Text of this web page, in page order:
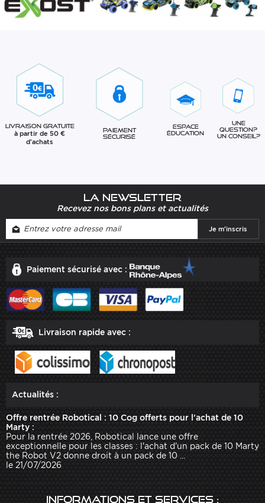
Livraison gratuite
à partir de 50 €
d'achats
Paiement
sécurisé
Espace
éducation
Une
question?
Un conseil?
La newsletter
Recevez nos bons plans et actualités
Paiement sécurisé avec :
Livraison rapide avec :
Actualités :
Offre rentrée Robotical : 10 Cog offerts pour l'achat de 10
Marty :
Pour la rentrée 2026, Robotical lance une offre
exceptionnelle pour les classes : l'achat d'un pack de 10 Marty
the Robot V2 donne droit à un pack de 10 ...
le 21/07/2026
Informations et services :